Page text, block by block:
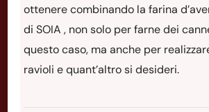
ottenere combinando la farina
di SOIA , non solo per farne dei
questo caso, ma anche per
ravioli e quant’altro si desideri.